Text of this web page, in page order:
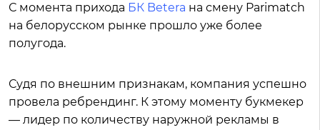
С момента прихода БК Betera на смену Parimatch
на белорусском рынке прошло уже более
полугода.
Судя по внешним признакам, компания успешно
провела ребрендинг. К этому моменту букмекер
— лидер по количеству наружной рекламы в